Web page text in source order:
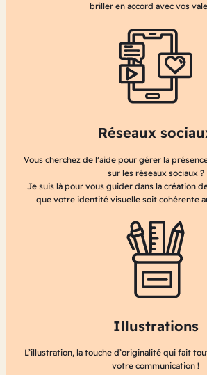
briller en accord avec vos
Réseaux
Vous cherchez de l’aide pour gérer la
sur les réseaux sociaux ?
Je suis là pour vous guider dans la création
que votre identité visuelle soit cohérente
Illustrations
L’illustration, la touche d’originalité qui fait
votre communication !